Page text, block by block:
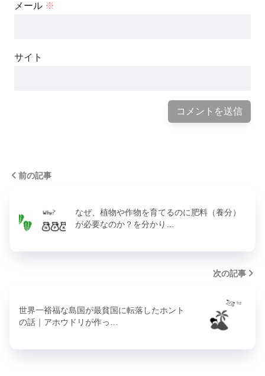
メール ※
サイト
前の記事
なぜ、植物や作物を育てるのに肥料（養分）
が必要なのか？を分かり…
次の記事
世界一裕福な島国が最貧国に転落したホント
の話｜アホウドリが作っ…